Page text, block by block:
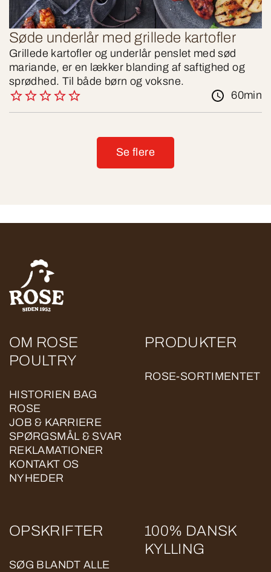
Søde underlår med grillede kartofler
Grillede kartofler og underlår penslet med sød
mariande, er en lækker blanding af saftighed og
sprødhed. Til både børn og voksne.
60min
Se flere
OM ROSE
POULTRY
HISTORIEN BAG
ROSE
JOB & KARRIERE
SPØRGSMÅL & SVAR
REKLAMATIONER
KONTAKT OS
NYHEDER
PRODUKTER
ROSE-SORTIMENTET
OPSKRIFTER
SØG BLANDT ALLE
100% DANSK
KYLLING